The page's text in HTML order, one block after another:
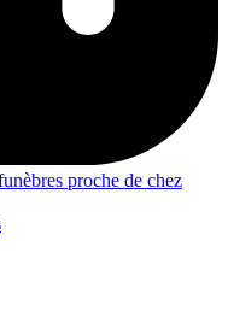
proche de chez